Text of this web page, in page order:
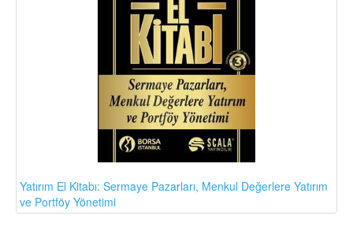
Yatırım El Kitabı: Sermaye Pazarları, Menkul Değerlere Yatırım
ve Portföy Yönetimi